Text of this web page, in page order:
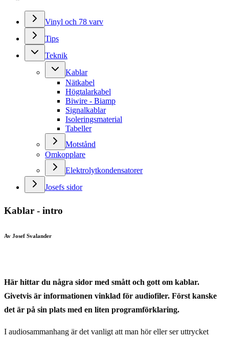
Vinyl och 78 varv
Tips
Teknik
Kablar
Nätkabel
Högtalarkabel
Biwire - Biamp
Signalkablar
Isoleringsmaterial
Tabeller
Motstånd
Omkopplare
Elektrolytkondensatorer
Josefs sidor
Kablar - intro
Av Josef Svalander
Här hittar du några sidor med smått och gott om kablar.
Givetvis är informationen vinklad för audiofiler. Först kanske
det är på sin plats med en liten programförklaring.
I audiosammanhang är det vanligt att man hör eller ser uttrycket